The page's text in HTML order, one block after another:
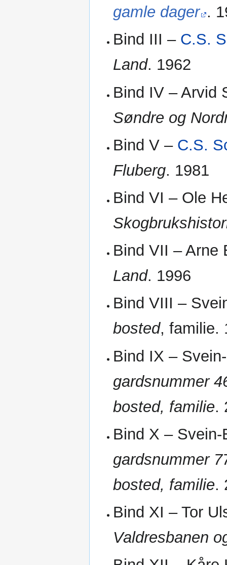
gamle dager .
Bind III – C.S.
Land. 1962
Bind IV – Arvid
Søndre og
Bind V – C.S.
Fluberg. 1981
Bind VI – Ole
Bind VII – Arne
Land. 1996
Bind VIII –
bosted, familie.
Bind IX –
gardsnummer
bosted, familie.
Bind X –
gardsnummer
bosted, familie.
Bind XI – Tor
Valdresbanen